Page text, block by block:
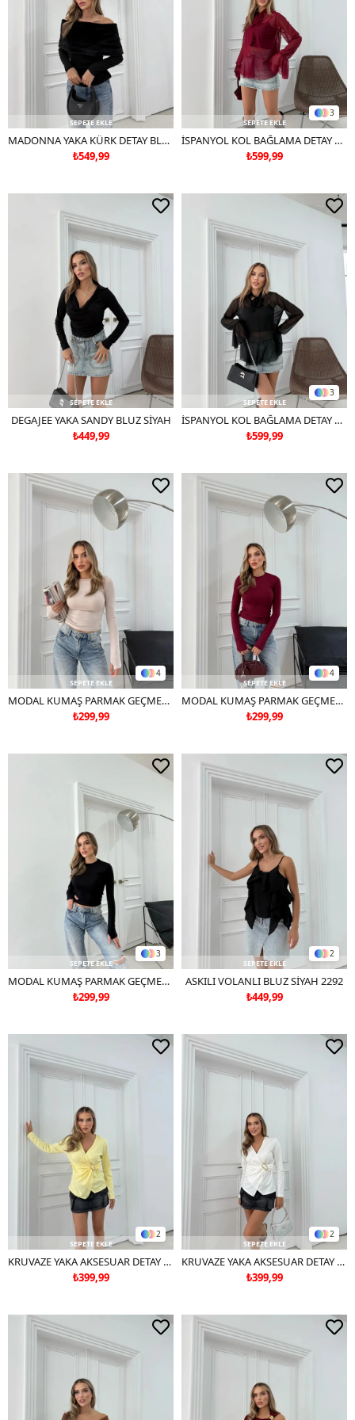
SEPETE EKLE
MADONNA YAKA KÜRK DETAY BLUZ SİYAH
₺549,99
3
SEPETE EKLE
İSPANYOL KOL BAĞLAMA DETAY TÜL ATLETLİ BLUZ BORDO
₺599,99
SEPETE EKLE
DEGAJEE YAKA SANDY BLUZ SİYAH
₺449,99
3
SEPETE EKLE
İSPANYOL KOL BAĞLAMA DETAY TÜL ATLETLİ BLUZ SİYAH
₺599,99
4
SEPETE EKLE
MODAL KUMAŞ PARMAK GEÇMELİ BASİC BLUZ KREM
₺299,99
4
SEPETE EKLE
MODAL KUMAŞ PARMAK GEÇMELİ BASİC BLUZ BORDO
₺299,99
3
SEPETE EKLE
MODAL KUMAŞ PARMAK GEÇMELİ BASİC BLUZ SİYAH
₺299,99
2
SEPETE EKLE
ASKILI VOLANLI BLUZ SİYAH 2292
₺449,99
2
SEPETE EKLE
KRUVAZE YAKA AKSESUAR DETAY BLUZ SARI
₺399,99
2
SEPETE EKLE
KRUVAZE YAKA AKSESUAR DETAY BLUZ BEYAZ
₺399,99